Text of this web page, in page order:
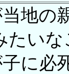
当地の
たい
に必